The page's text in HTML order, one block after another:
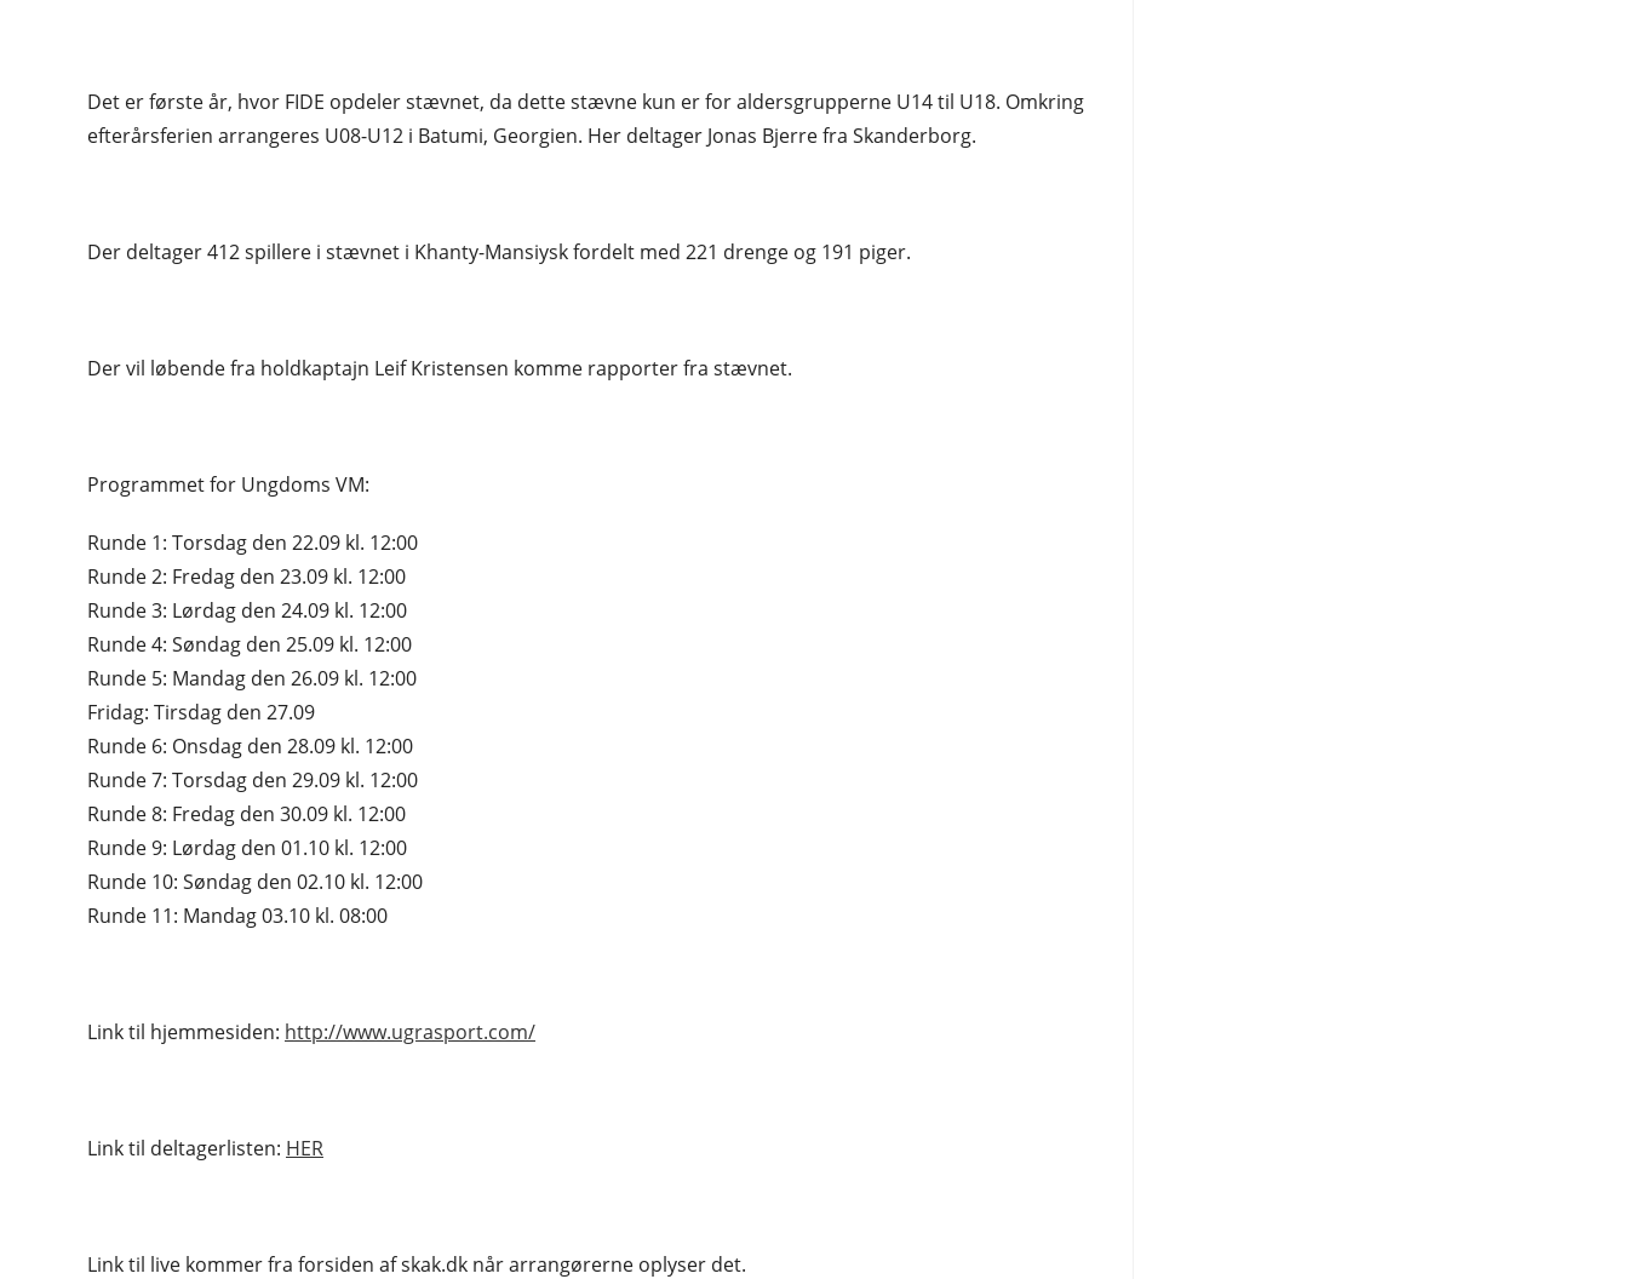
Det er første år, hvor FIDE opdeler stævnet, da dette stævne kun er for aldersgrupperne U14 til U18. Omkring
efterårsferien arrangeres U08-U12 i Batumi, Georgien. Her deltager Jonas Bjerre fra Skanderborg.
Der deltager 412 spillere i stævnet i Khanty-Mansiysk fordelt med 221 drenge og 191 piger.
Der vil løbende fra holdkaptajn Leif Kristensen komme rapporter fra stævnet.
Programmet for Ungdoms VM:
Runde 1: Torsdag den 22.09 kl. 12:00
Runde 2: Fredag den 23.09 kl. 12:00
Runde 3: Lørdag den 24.09 kl. 12:00
Runde 4: Søndag den 25.09 kl. 12:00
Runde 5: Mandag den 26.09 kl. 12:00
Fridag: Tirsdag den 27.09
Runde 6: Onsdag den 28.09 kl. 12:00
Runde 7: Torsdag den 29.09 kl. 12:00
Runde 8: Fredag den 30.09 kl. 12:00
Runde 9: Lørdag den 01.10 kl. 12:00
Runde 10: Søndag den 02.10 kl. 12:00
Runde 11: Mandag 03.10 kl. 08:00
Link til hjemmesiden: http://www.ugrasport.com/
Link til deltagerlisten: HER
Link til live kommer fra forsiden af skak.dk når arrangørerne oplyser det.